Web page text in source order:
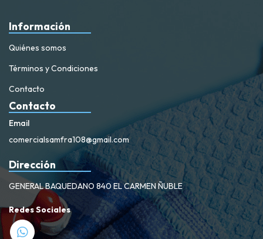
Información
Quiénes somos
Términos y Condiciones
Contacto
Contacto
Email
comercialsamfra108@gmail.com
Dirección
GENERAL BAQUEDANO 840 EL CARMEN ÑUBLE
Redes Sociales